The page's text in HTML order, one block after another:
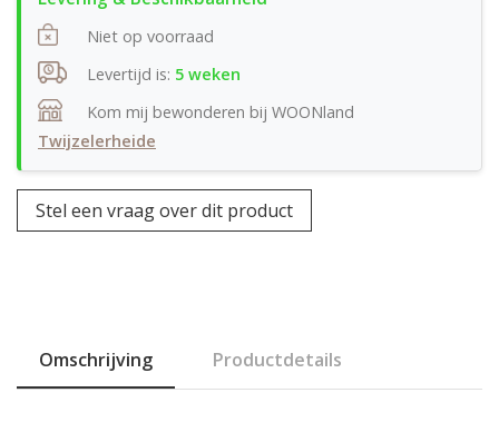
Niet op voorraad
Levertijd is: 5 weken
Kom mij bewonderen bij WOONland
Twijzelerheide
Stel een vraag over dit product
Omschrijving Productdetails